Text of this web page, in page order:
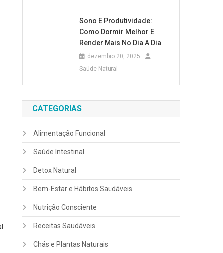
Sono E Produtividade:
Como Dormir Melhor E
Render Mais No Dia A Dia
dezembro 20, 2025
Saúde Natural
CATEGORIAS
Alimentação Funcional
Saúde Intestinal
Detox Natural
Bem-Estar e Hábitos Saudáveis
Nutrição Consciente
Receitas Saudáveis
Chás e Plantas Naturais